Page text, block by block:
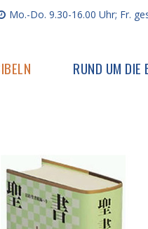
Mo.-Do. 9.30-16.00 Uhr; Fr.
RUND UM DIE